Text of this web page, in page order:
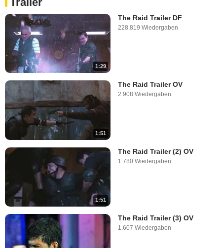
1:29
The Raid Trailer DF
228.819 Wiedergaben
1:51
The Raid Trailer OV
2.908 Wiedergaben
1:51
The Raid Trailer (2) OV
1.780 Wiedergaben
The Raid Trailer (3) OV
1.607 Wiedergaben